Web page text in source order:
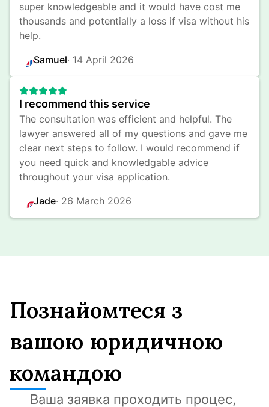
super knowledgeable and it would have cost me
thousands and potentially a loss if visa without his
help.
Samuel· 14 April 2026
I recommend this service
The consultation was efficient and helpful. The
lawyer answered all of my questions and gave me
clear next steps to follow. I would recommend if
you need quick and knowledgable advice
throughout your visa application.
Jade· 26 March 2026
Познайомтеся з
вашою юридичною
командою
Ваша заявка проходить процес,